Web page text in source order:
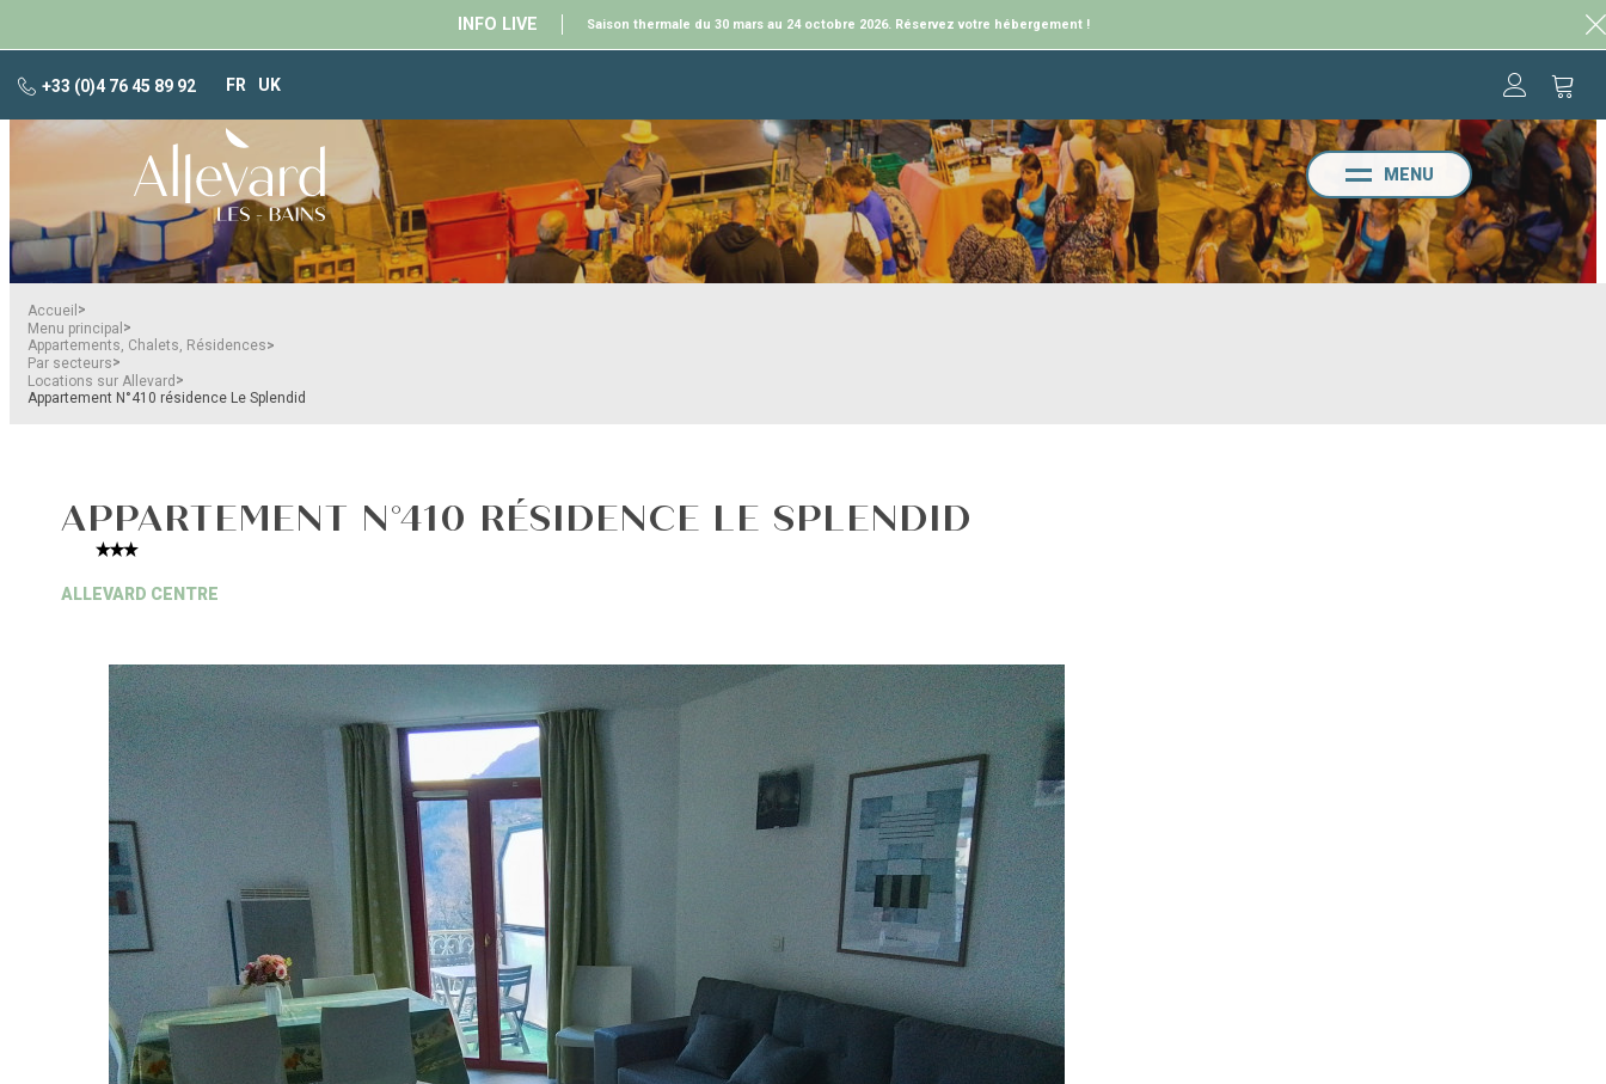
INFO LIVE Saison thermale du 30 mars au 24 octobre 2026. Réservez votre hébergement !
+33 (0)4 76 45 89 92 FR UK
MENU
Accueil >
Menu principal >
Appartements, Chalets, Résidences>
Par secteurs>
Locations sur Allevard >
Appartement N°410 résidence Le Splendid
APPARTEMENT N°410 RÉSIDENCE LE SPLENDID
ALLEVARD CENTRE